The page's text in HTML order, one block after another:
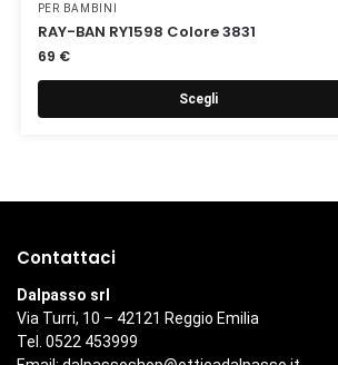
PER BAMBINI
RAY-BAN RY1598 Colore 3831
69 €
Scegli
Contattaci
Dalpasso srl
Via Turri, 10 – 42121 Reggio Emilia
Tel. 0522 453999